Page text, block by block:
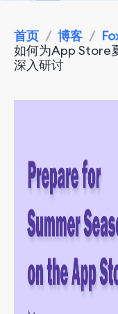
首页 / 博客 /
如何为App Store
深入研讨